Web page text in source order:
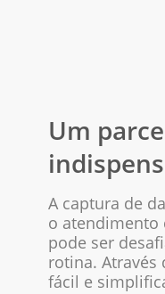
Um
A captura de
o atendimento
pode ser
rotina.
fácil e